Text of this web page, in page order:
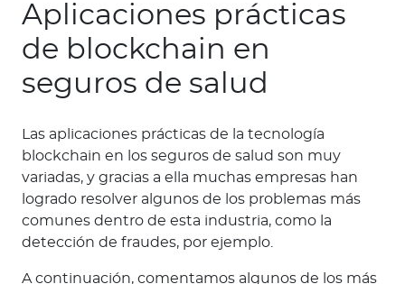
Aplicaciones prácticas
de blockchain en
seguros de salud
Las aplicaciones prácticas de la tecnología
blockchain en los seguros de salud son muy
variadas, y gracias a ella muchas empresas han
logrado resolver algunos de los problemas más
comunes dentro de esta industria, como la
detección de fraudes, por ejemplo.
A continuación, comentamos algunos de los más